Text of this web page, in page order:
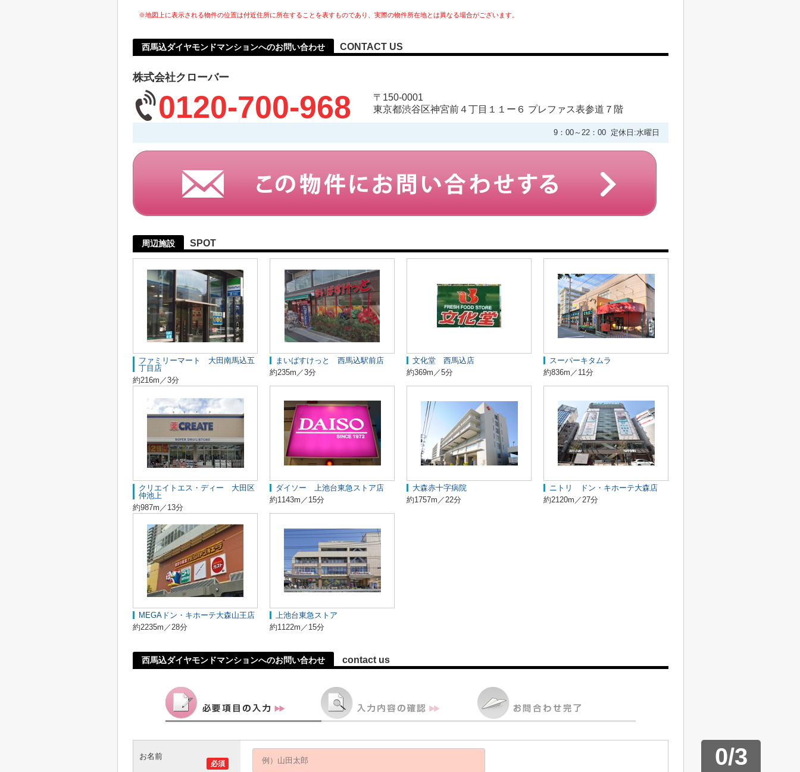
※地図上に表示される物件の位置は付近住所に所在することを表すものであり、実際の物件所在地とは異なる場合がございます。
西馬込ダイヤモンドマンションへのお問い合わせ CONTACT US
株式会社クローバー
0120-700-968
〒150-0001
東京都渋谷区神宮前４丁目１１ー６ プレファス表参道７階
9：00～22：00 定休日:水曜日
周辺施設 SPOT
ファミリーマート 大田南馬込五
丁目店
約216m／3分
まいばすけっと 西馬込駅前店
約235m／3分
文化堂 西馬込店
約369m／5分
スーパーキタムラ
約836m／11分
クリエイトエス・ディー 大田区
仲池上
約987m／13分
ダイソー 上池台東急ストア店
約1143m／15分
大森赤十字病院
約1757m／22分
ニトリ ドン・キホーテ大森店
約2120m／27分
MEGAドン・キホーテ大森山王店
約2235m／28分
上池台東急ストア
約1122m／15分
西馬込ダイヤモンドマンションへのお問い合わせ contact us
0/3
必須
お名前